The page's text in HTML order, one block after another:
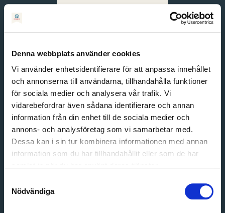
Denna webbplats använder cookies
Vi använder enhetsidentifierare för att anpassa innehållet
och annonserna till användarna, tillhandahålla funktioner
för sociala medier och analysera vår trafik. Vi
vidarebefordrar även sådana identifierare och annan
information från din enhet till de sociala medier och
annons- och analysföretag som vi samarbetar med.
Dessa kan i sin tur kombinera informationen med annan
information som du har tillhandahållit eller som de har
Nödvändiga
English
Svenska
Email address